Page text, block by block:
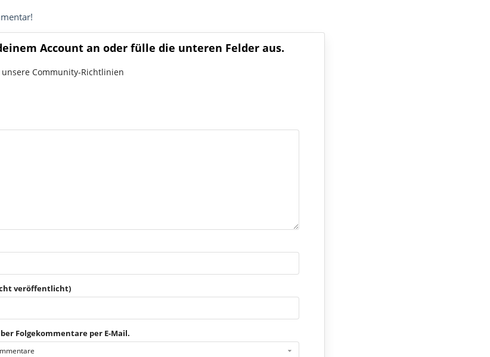
Account an oder fülle die unteren Felder aus.
Community-Richtlinien
veröffentlicht)
Folgekommentare per E-Mail.